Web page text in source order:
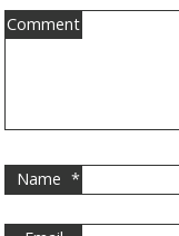
Comment
Name *